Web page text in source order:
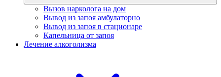
Вызов нарколога на дом
Вывод из запоя амбулаторно
Вывод из запоя в стационаре
Капельница от запоя
Лечение алкоголизма